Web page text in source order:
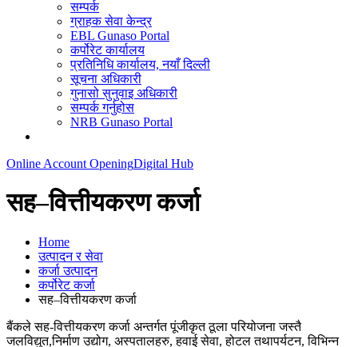
सम्पर्क
ग्राहक सेवा केन्द्र
EBL Gunaso Portal
कर्पोरेट कार्यालय
प्रतिनिधि कार्यालय, नयाँ दिल्ली
सूचना अधिकारी
गुनासो सुनुवाइ अधिकारी
सम्पर्क गर्नुहोस
NRB Gunaso Portal
Online Account OpeningDigital Hub
सह–वित्तीयकरण कर्जा
Home
उत्पादन र सेवा
कर्जा उत्पादन
कर्पोरेट कर्जा
सह–वित्तीयकरण कर्जा
बैंकले सह-वित्तीयकरण कर्जा अन्तर्गत पूंजीकृत ठूला परियोजना जस्तै
जलविद्युत,निर्माण उद्योग, अस्पतालहरु, हवाई सेवा, होटल तथापर्यटन, विभिन्न